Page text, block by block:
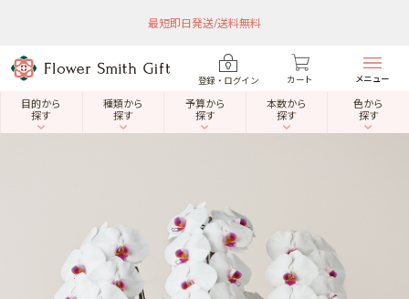
最短即日発送/送料無料
登録・ログイン カート メニュー
目的から
探す
種類から
探す
予算から
探す
本数から
探す
色から
探す